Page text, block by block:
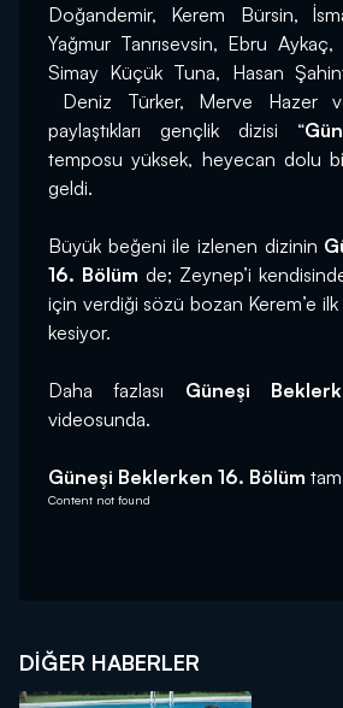
Doğandemir, Kerem Bürsin,
Yağmur Tanrısevsin, Ebru
Simay Küçük Tuna, Hasan
Deniz Türker, Merve Hazer ve
paylaştıkları gençlik dizisi “
temposu yüksek, heyecan dolu
geldi.
Büyük beğeni ile izlenen dizinin
16. Bölüm de; Zeynep’i
için verdiği sözü bozan Kerem’e ilk
kesiyor.
Daha fazlası Güneşi
videosunda.
Güneşi Beklerken 16. Bölüm
Content not found
DIĞER HABERLER